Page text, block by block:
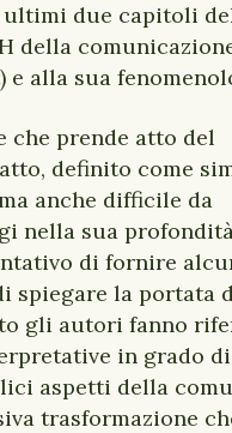
due capitoli
della
e alla sua
che prende atto del
definito come
anche difficile da
nella sua
di fornire
spiegare la portata
gli autori fanno
in grado
aspetti della
trasformazione